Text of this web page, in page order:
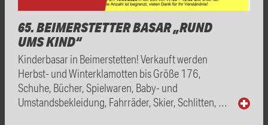
65. BEIMERSTETTER BASAR „RUND
UMS KIND“
Kinderbasar in Beimerstetten! Verkauft werden
Herbst- und Winterklamotten bis Größe 176,
Schuhe, Bücher, Spielwaren, Baby- und
Umstandsbekleidung, Fahrräder, Skier, Schlitten, …